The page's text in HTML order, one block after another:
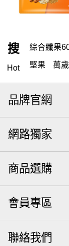
搜
Hot
綜合纖果
堅果 萬
開心果
無調味堅果
萬歲開心果
全聯 拜拜
高蛋白
起司
卡廸那
【萬歲牌
禮盒
品牌官網
網路獨家
商品選購
會員專區
聯絡我們